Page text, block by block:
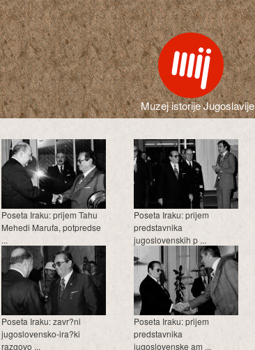
Muzej istorije Jugoslavije
Poseta Iraku: prijem Tahu
Mehedi Marufa, potpredse
...
Poseta Iraku: prijem
predstavnika
jugoslovenskih p ...
Poseta Iraku: zavr?ni
jugoslovensko-ira?ki
razgovo ...
Poseta Iraku: prijem
predstavnika
jugoslovenske am ...